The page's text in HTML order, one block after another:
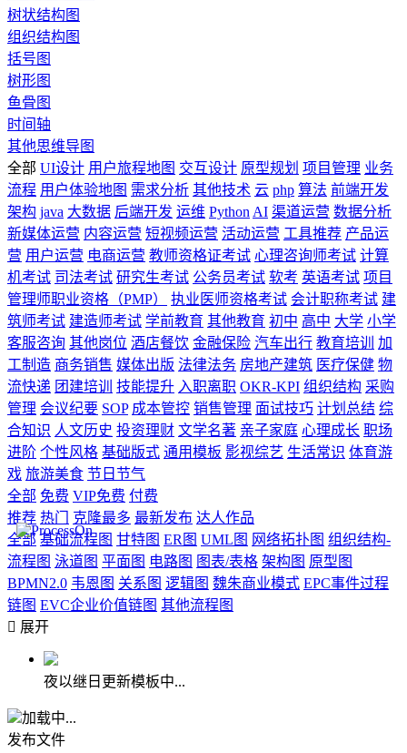
树状结构图
组织结构图
括号图
树形图
鱼骨图
时间轴
其他思维导图
全部 UI设计 用户旅程地图 交互设计 原型规划 项目管理 业务
流程 用户体验地图 需求分析 其他技术 云 php 算法 前端开发
架构 java 大数据 后端开发 运维 Python AI 渠道运营 数据分析
新媒体运营 内容运营 短视频运营 活动运营 工具推荐 产品运
营 用户运营 电商运营 教师资格证考试 心理咨询师考试 计算
机考试 司法考试 研究生考试 公务员考试 软考 英语考试 项目
管理师职业资格（PMP）
执业医师资格考试 会计职称考试 建
筑师考试 建造师考试 学前教育 其他教育 初中 高中 大学 小学
客服咨询 其他岗位 酒店餐饮 金融保险 汽车出行 教育培训
加
工制造 商务销售 媒体出版 法律法务 房地产建筑 医疗保健 物
流快递 团建培训 技能提升 入职离职 OKR-KPI 组织结构 采购
管理 会议纪要 SOP 成本管控 销售管理 面试技巧 计划总结 综
合知识 人文历史 投资理财 文学名著 亲子家庭 心理成长 职场
进阶 个性风格 基础版式 通用模板 影视综艺 生活常识 体育游
戏 旅游美食 节日节气
全部 免费 VIP免费 付费
推荐 热门 克隆最多 最新发布 达人作品
全部 基础流程图 甘特图 ER图 UML图 网络拓扑图 组织结构-
流程图 泳道图 平面图 电路图 图表/表格 架构图 原型图
BPMN2.0 韦恩图 关系图 逻辑图 魏朱商业模式 EPC事件过程
链图 EVC企业价值链图 其他流程图
 展开
夜以继日更新模板中...
加载中...
发布文件